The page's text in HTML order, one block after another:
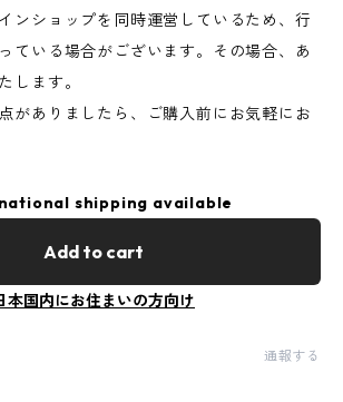
ンショップを同時運営しているため、行
ている場合がございます。その場合、あ
します。
がありましたら、ご購入前にお気軽にお
shipping available
Add to cart
本国内にお住まいの方向け
通報する